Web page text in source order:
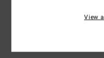
Système d'ouverture :
View